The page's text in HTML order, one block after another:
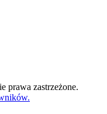
prawa zastrzeżone.